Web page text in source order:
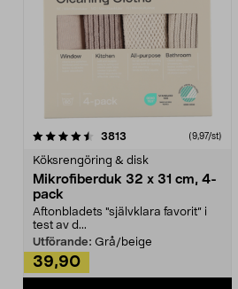
3813 (9,97/st)
Köksrengöring & disk
Mikrofiberduk 32 x 31 cm, 4-
pack
Aftonbladets "självklara favorit” i
test av d...
Utförande: Grå/beige
39,90
4.0av 5 stjärnor